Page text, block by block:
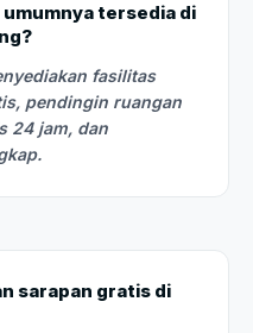
umumnya tersedia di
fasilitas
pendingin ruangan
24 jam, dan
sarapan gratis di